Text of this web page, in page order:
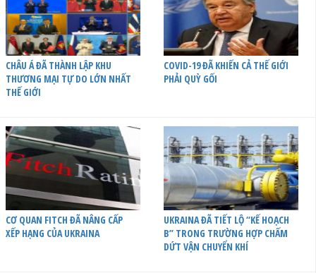
CHÂU Á ĐÃ THÀNH LẬP KHU
THƯƠNG MẠI TỰ DO LỚN NHẤT
THẾ GIỚI
COVID-19 ĐÃ KHIẾN CẢ THẾ GIỚI
PHẢI QUỲ GỐI
CƠ QUAN FITCH ĐÃ NÂNG CẤP
XẾP HẠNG CỦA UKRAINA
UKRAINA ĐÃ TIẾT LỘ “KẾ HOẠCH
B” TRONG TRƯỜNG HỢP CHẤM
DỨT VẬN CHUYỂN KHÍ